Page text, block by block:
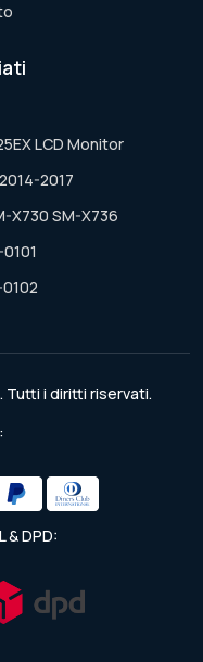
LCD Monitor
2017
X730 SM-X736
i diritti riservati.
& DPD: